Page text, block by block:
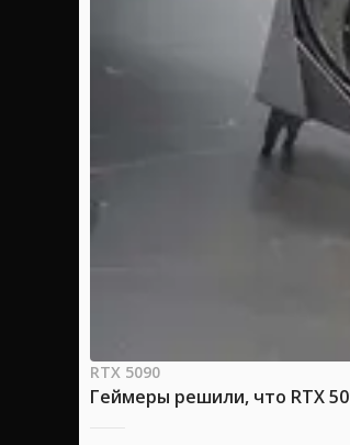
RTX 5090
Геймеры решили, что RTX